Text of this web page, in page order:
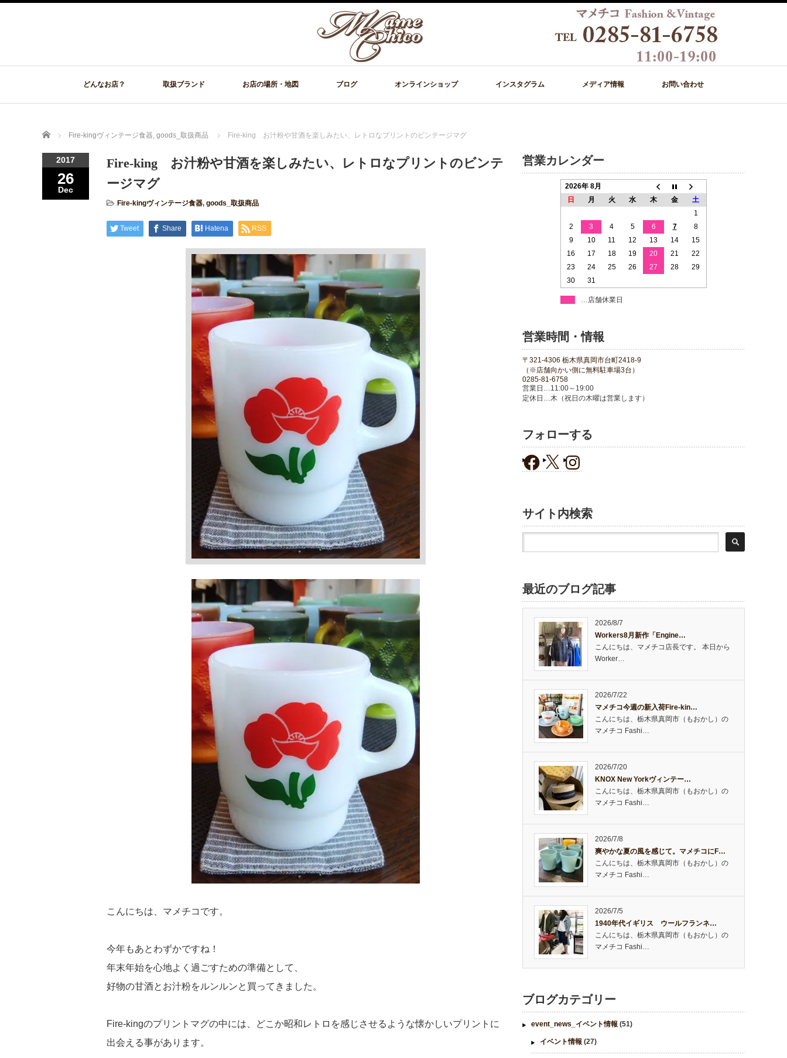
どんなお店？ 取扱ブランド お店の場所・地図 ブログ オンラインショップ インスタグラム メディア情報 お問い合わせ
Home Fire-kingヴィンテージ食器, goods_取扱商品 Fire-king お汁粉や甘酒を楽しみたい、レトロなプリントのビンテージマグ
2017
26
Dec
Fire-king お汁粉や甘酒を楽しみたい、レトロなプリントのビンテ
ージマグ
Fire-kingヴィンテージ食器, goods_取扱商品
Tweet Share Hatena RSS
こんにちは、マメチコです。
今年もあとわずかですね！
年末年始を心地よく過ごすための準備として、
好物の甘酒とお汁粉をルンルンと買ってきました。
Fire-kingのプリントマグの中には、どこか昭和レトロを感じさせるような懐かしいプリントに
出会える事があります。
営業カレンダー
2026年 8月
日
月 火 水 木 金
土
1
2
3 4 5 6 7
8
9
10 11 12 13 14
15
16
17 18 19 20 21
22
23
24 25 26 27 28
29
30
31
…店舗休業日
営業時間・情報
〒321-4306 栃木県真岡市台町2418-9
（※店舗向かい側に無料駐車場3台）
0285-81-6758
営業日…11:00～19:00
定休日…木（祝日の木曜は営業します）
フォローする
サイト内検索
最近のブログ記事
2026/8/7
Workers8月新作「Engine…
こんにちは、マメチコ店長です。 本日から
Worker…
2026/7/22
マメチコ今週の新入荷Fire-kin…
こんにちは、栃木県真岡市（もおかし）の
マメチコ Fashi…
2026/7/20
KNOX New Yorkヴィンテー…
こんにちは、栃木県真岡市（もおかし）の
マメチコ Fashi…
2026/7/8
爽やかな夏の風を感じて。マメチコにF…
こんにちは、栃木県真岡市（もおかし）の
マメチコ Fashi…
2026/7/5
1940年代イギリス ウールフランネ…
こんにちは、栃木県真岡市（もおかし）の
マメチコ Fashi…
ブログカテゴリー
event_news_イベント情報 (51)
イベント情報 (27)